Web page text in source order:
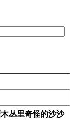
丛里奇怪的沙沙